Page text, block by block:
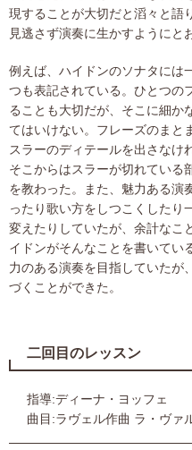
現することが大切だと滔々と語
見逃さず演奏に生かすようにと
例えば、ハイドンのソナタには
つも表記されている。ひとつの
ることも大切だが、そこに細か
てはいけない。フレーズのまと
スラーのディテールを出さなけ
そこからはスラーが切れている
を教わった。また、魅力ある演
ったり歌い方をしつこくしたり
変えたりしていたが、余計なこ
イドンがそんなことを書いてい
力のある演奏を目指していたが
づくことができた。
二回目のレッスン
指導:ディーナ・ヨッフェ
曲目:ラヴェル作曲 ラ・ヴァ